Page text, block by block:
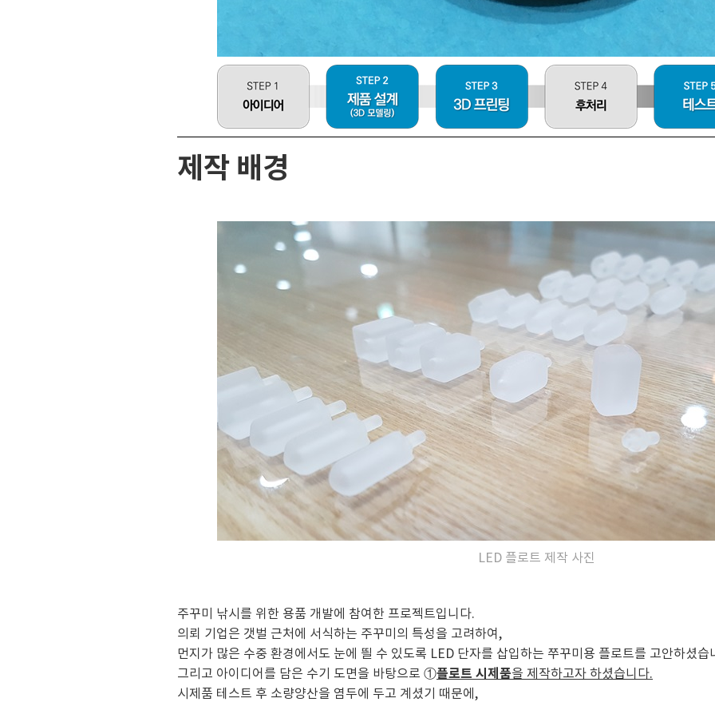
제작 배경
LED 플로트 제작 사진
주꾸미 낚시를 위한 용품 개발에 참여한 프로젝트입니다.
의뢰 기업은 갯벌 근처에 서식하는 주꾸미의 특성을 고려하여,
먼지가 많은 수중 환경에서도 눈에 띌 수 있도록 LED 단자를 삽입하는 쭈꾸미용 플로트를 고안하셨습
그리고 아이디어를 담은 수기 도면을 바탕으로 ①플로트 시제품을 제작하고자 하셨습니다.
시제품 테스트 후 소량양산을 염두에 두고 계셨기 때문에,